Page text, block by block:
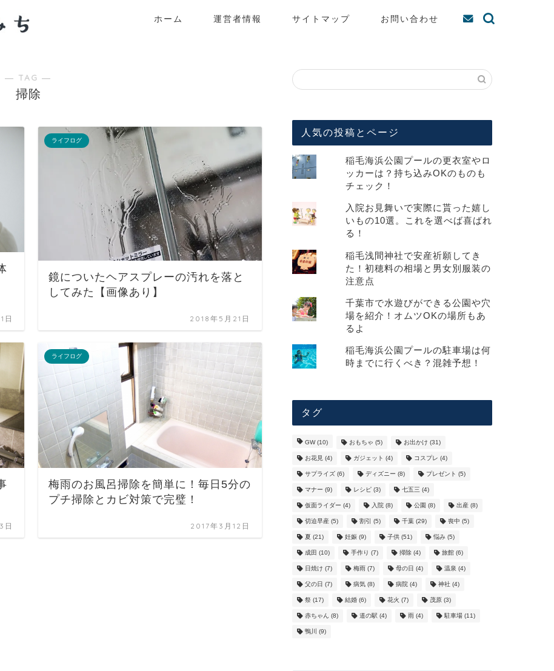
ホーム 運営者情報 サイトマップ お問い合わせ
― TAG ―
掃除
日
ライフログ
鏡についたヘアスプレーの汚れを落と
してみた【画像あり】
2018年5月21日
日
ライフログ
梅雨のお風呂掃除を簡単に！毎日5分の
プチ掃除とカビ対策で完璧！
2017年3月12日
人気の投稿とページ
稲毛海浜公園プールの更衣室やロ
ッカーは？持ち込みOKのものも
チェック！
入院お見舞いで実際に貰った嬉し
いもの10選。これを選べば喜ばれ
る！
稲毛浅間神社で安産祈願してき
た！初穂料の相場と男女別服装の
注意点
千葉市で水遊びができる公園や穴
場を紹介！オムツOKの場所もあ
るよ
稲毛海浜公園プールの駐車場は何
時までに行くべき？混雑予想！
タグ
GW(10) おもちゃ (5) お出かけ (31)
お花見 (4) ガジェット (4) コスプレ (4)
サプライズ(6) ディズニー (8) プレゼント (5)
マナー (9) レシピ(3) 七五三 (4)
仮面ライダー (4) 入院(8) 公園 (8) 出産(8)
切迫早産(5) 割引 (5) 千葉(29) 喪中 (5)
夏 (21) 妊娠(9) 子供(51) 悩み(5)
成田 (10) 手作り (7) 掃除(4) 旅館(6)
日焼け (7) 梅雨(7) 母の日 (4) 温泉 (4)
父の日 (7) 病気(8) 病院(4) 神社(4)
祭(17) 結婚(6) 花火 (7) 茂原(3)
赤ちゃん (8) 道の駅 (4) 雨(4) 駐車場(11)
鴨川 (9)